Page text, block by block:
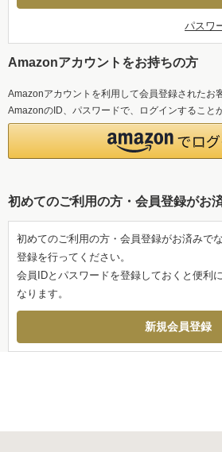
パスワ
Amazonアカウントをお持ちの方
Amazonアカウントを利用して会員登録されたお
AmazonのID、パスワードで、ログインすること
初めてのご利用の方・会員登録がお
初めてのご利用の方・会員登録がお済みで
登録を行ってください。
会員IDとパスワードを登録しておくと便利
なります。